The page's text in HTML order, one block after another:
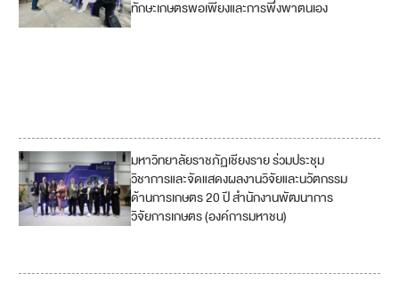
ทักษะเกษตรพอเพียงและการพึ่งพาตนเอง
มหาวิทยาลัยราชภัฏเชียงราย ร่วมประชุม
วิชาการและจัดแสดงผลงานวิจัยและนวัตกรรม
ด้านการเกษตร 20 ปี สำนักงานพัฒนาการ
วิจัยการเกษตร (องค์การมหาชน)